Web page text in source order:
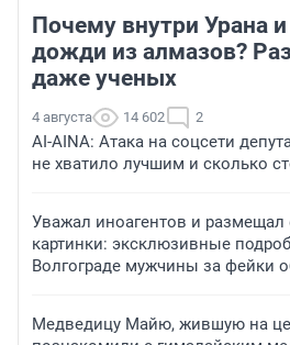
Почему внутри Урана
дожди из алмазов?
даже ученых
4 августа 14 602 2
AI-AINA: Атака на соцсети
не хватило лучшим и сколько
Уважал иноагентов и
картинки: эксклюзивные
Волгограде мужчины за фейки
Медведицу Майю, жившую на